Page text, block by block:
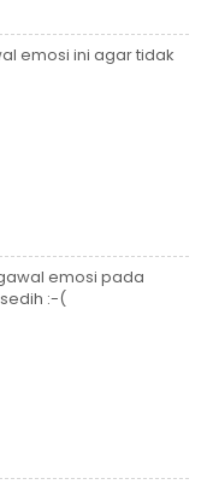
emosi ini agar tidak
emosi pada
:-(